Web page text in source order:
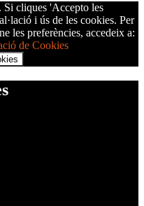
Si cliques 'Accepto les
i ús de les cookies. Per
les preferències, accedeix a:
de Cookies